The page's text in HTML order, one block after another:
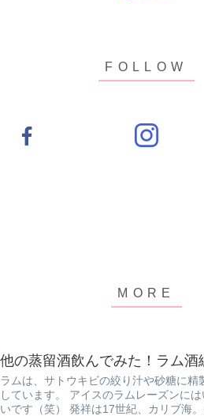
他の蒸留酒飲んでみた！ラム酒
ラムは、サトウキビの絞り汁や砂糖に
しています。 アイスのラムレーズンに
いです（笑） 発祥は17世紀、カリブ海